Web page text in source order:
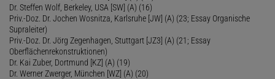
Dr. Steffen Wolf, Berkeley, USA [SW] (A) (16)
Priv.-Doz. Dr. Jochen Wosnitza, Karlsruhe [JW] (A) (23; Essay Organische
Supraleiter)
Priv.-Doz. Dr. Jörg Zegenhagen, Stuttgart [JZ3] (A) (21; Essay
Oberflächenrekonstruktionen)
Dr. Kai Zuber, Dortmund [KZ] (A) (19)
Dr. Werner Zwerger, München [WZ] (A) (20)